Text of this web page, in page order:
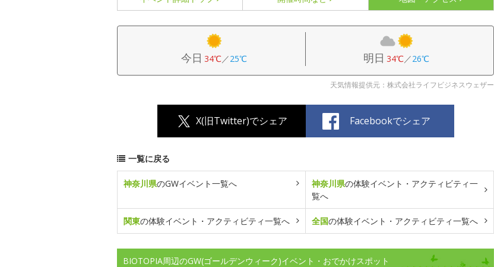
今日 34℃／25℃ 明日 34℃／26℃
天気情報提供元：株式会社ライフビジネスウェザー
X(旧Twitter)でシェア Facebookでシェア
一覧に戻る
神奈川県のGWイベント一覧へ 神奈川県の体験イベント・アクティビティ一
覧へ
関東の体験イベント・アクティビティ一覧へ 全国の体験イベント・アクティビティ一覧へ
BIOTOPIA周辺のGW(ゴールデンウィーク)イベント・おでかけスポット